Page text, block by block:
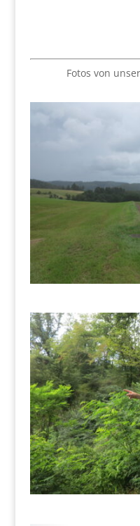
Fotos von